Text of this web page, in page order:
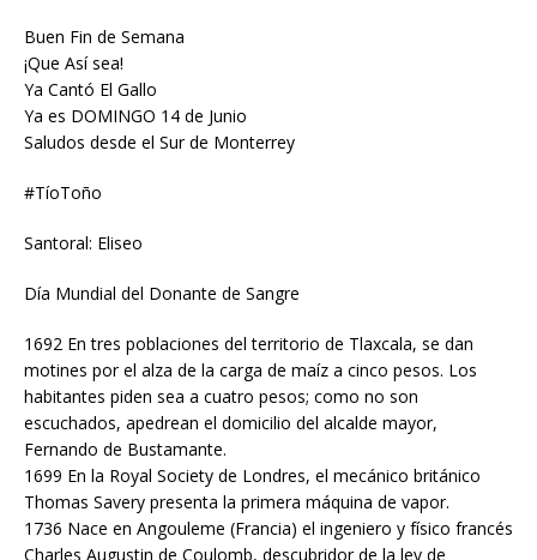
Buen Fin de Semana
¡Que Así sea!
Ya Cantó El Gallo
Ya es DOMINGO 14 de Junio
Saludos desde el Sur de Monterrey
#TíoToño
Santoral: Eliseo
Día Mundial del Donante de Sangre
1692 En tres poblaciones del territorio de Tlaxcala, se dan
motines por el alza de la carga de maíz a cinco pesos. Los
habitantes piden sea a cuatro pesos; como no son
escuchados, apedrean el domicilio del alcalde mayor,
Fernando de Bustamante.
1699 En la Royal Society de Londres, el mecánico británico
Thomas Savery presenta la primera máquina de vapor.
1736 Nace en Angouleme (Francia) el ingeniero y físico francés
Charles Augustin de Coulomb, descubridor de la ley de